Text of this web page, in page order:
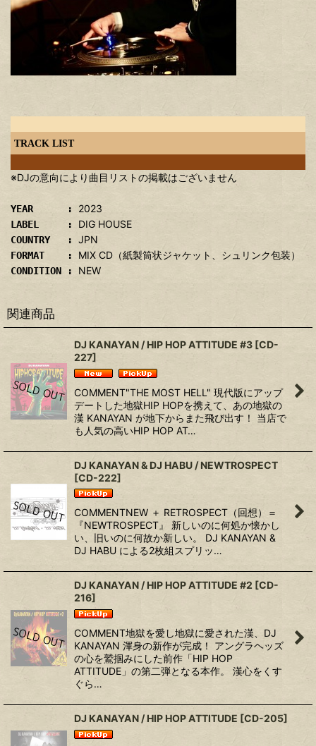
TRACK LIST
※DJの意向により曲目リストの掲載はございません
YEAR : 2023
LABEL : DIG HOUSE
COUNTRY : JPN
FORMAT : MIX CD（紙製筒状ジャケット、シュリンク包装）
CONDITION : NEW
関連商品
DJ KANAYAN / HIP HOP ATTITUDE #3 [CD-
227]
COMMENT"THE MOST HELL" 現代版にアップ
デートした地獄HIP HOPを携えて、あの地獄の
漢 KANAYAN が地下からまた飛び出す！ 当店で
も人気の高いHIP HOP AT…
DJ KANAYAN & DJ HABU / NEWTROSPECT
[CD-222]
COMMENTNEW ＋ RETROSPECT（回想）＝
『NEWTROSPECT』 新しいのに何処か懐かし
い、旧いのに何故か新しい。 DJ KANAYAN &
DJ HABU による2枚組スプリッ…
DJ KANAYAN / HIP HOP ATTITUDE #2 [CD-
216]
COMMENT地獄を愛し地獄に愛された漢、DJ
KANAYAN 渾身の新作が完成！ アングラヘッズ
の心を鷲掴みにした前作「HIP HOP
ATTITUDE」の第二弾となる本作。 漢心をくす
ぐら…
DJ KANAYAN / HIP HOP ATTITUDE [CD-205]